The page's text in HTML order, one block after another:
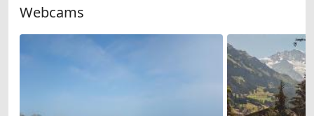
Webcams